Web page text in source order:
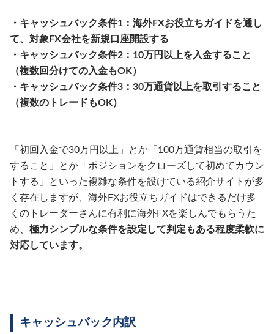
・キャッシュバック条件1：海外FXお役立ちガイドを通し
て、対象FX会社を新規口座開設する
・キャッシュバック条件2：10万円以上を入金すること
（複数回分けての入金もOK）
・キャッシュバック条件3：30万通貨以上を取引すること
（複数のトレードもOK）
「初回入金で30万円以上」とか「100万通貨相当の取引を
すること」とか「ポジションをクローズして初めてカウン
トする」といった複雑な条件を設けている紹介サイトが多
く存在しますが、海外FXお役立ちガイドはできるだけ多
くのトレーダーさんに有利に海外FXを楽しんでもらうた
め、 極力シンプルな条件を設定して判定もある程度柔軟に
対応しています。
キャッシュバック内訳